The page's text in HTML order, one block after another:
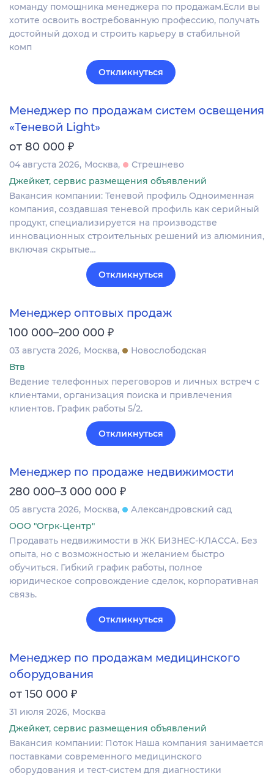
команду помощника менеджера по продажам.Если вы
хотите освоить востребованную профессию, получать
достойный доход и строить карьеру в стабильной
комп
Откликнуться
Менеджер по продажам систем освещения
«Теневой Light»
от 80 000 ₽
04 августа 2026 Москва
Стрешнево
Джейкет, сервис размещения объявлений
Вакансия компании: Теневой профиль Одноименная
компания, создавшая теневой профиль как серийный
продукт, специализируется на производстве
инновационных строительных решений из алюминия,
включая скрытые…
Откликнуться
Менеджер оптовых продаж
100 000–200 000 ₽
03 августа 2026 Москва
Новослободская
Втв
Ведение телефонных переговоров и личных встреч с
клиентами, организация поиска и привлечения
клиентов. График работы 5/2.
Откликнуться
Менеджер по продаже недвижимости
280 000–3 000 000 ₽
05 августа 2026 Москва
Александровский сад
ООО "Огрк-Центр"
Продавать недвижимости в ЖК БИЗНЕС-КЛАССА. Без
опыта, но с возможностью и желанием быстро
обучиться. Гибкий график работы, полное
юридическое сопровождение сделок, корпоративная
связь.
Откликнуться
Менеджер по продажам медицинского
оборудования
от 150 000 ₽
31 июля 2026 Москва
Джейкет, сервис размещения объявлений
Вакансия компании: Поток Наша компания занимается
поставками современного медицинского
оборудования и тест-систем для диагностики